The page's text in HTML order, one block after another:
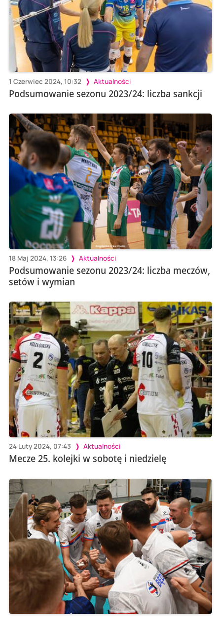
1 Czerwiec 2024, 10:32 Aktualności
Podsumowanie sezonu 2023/24: liczba sankcji
18 Maj 2024, 13:26 Aktualności
Podsumowanie sezonu 2023/24: liczba meczów,
setów i wymian
24 Luty 2024, 07:43 Aktualności
Mecze 25. kolejki w sobotę i niedzielę